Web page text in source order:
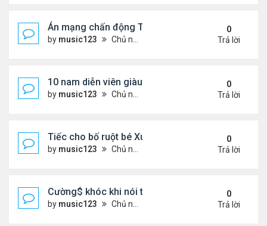
Án mạng chấn động Thái lan: hai chị em người
by music123 Chủ nhật Tháng 8 02, 2026 6:43 pm
0
Trả lời
10 nam diễn viên giàu nhất Trung Quốc 2026
by music123 Chủ nhật Tháng 8 02, 2026 6:39 pm
0
Trả lời
Tiếc cho bố ruột bé Xuân Mai ở Mỹ
by music123 Chủ nhật Tháng 8 02, 2026 6:33 pm
0
Trả lời
Cường$ khóc khi nói thật về hôn nhân
by music123 Chủ nhật Tháng 8 02, 2026 6:28 pm
0
Trả lời